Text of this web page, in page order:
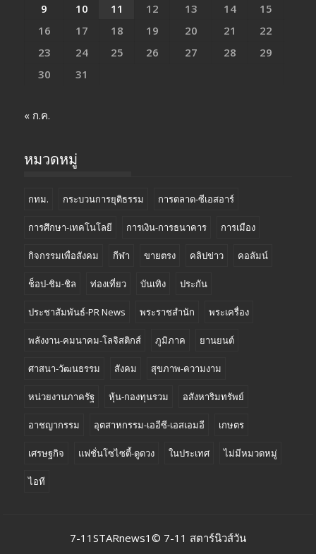
9
10 11 12 13 14
15
16
17 18 19 20 21
22
23
24 25 26 27 28
29
30
31
« ก.ค.
หมวดหมู่
กทม. กระบวนการยุติธรรม การตลาด-ซีเอสอาร์
การศึกษา-เทคโนโลยี การเงิน-การธนาคาร การเมือง
กิจกรรมเพื่อสังคม กีฬา ขายตรง คลิปข่าว คอลัมน์
ช็อป-ชิม-ชิล ท่องเที่ยว บันเทิง ประกัน
ประชาสัมพันธ์-PR News พระราชสำนัก พระเครื่อง
พลังงาน-คมนาคม-โลจิสติกส์ ภูมิภาค ยานยนต์
ศาสนา-วัฒนธรรม สังคม สุขภาพ-ความงาม
หน่วยงานภาครัฐ หุ้น-กองทุนรวม อสังหาริมทรัพย์
อาชญากรรม อุตสาหกรรม-เออีซี-เอสเอมอี เกษตร
เศรษฐกิจ แฟชั่นโซไซตี้-ดูดวง ในประเทศ ไม่มีหมวดหมู่
ไอที
7-11STARnews1© 7-11 สตาร์นิวส์วัน